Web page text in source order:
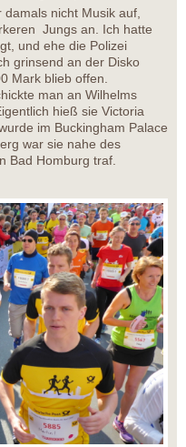
damals nicht Musik auf,
Jungs an. Ich hatte
und ehe die Polizei
grinsend an der Disko
Mark blieb offen.
man an Wilhelms
hieß sie Victoria
im Buckingham Palace
war sie nahe des
Bad Homburg traf.